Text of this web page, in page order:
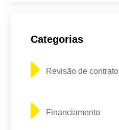
Categorias
Revisão de contrato
Financiamento